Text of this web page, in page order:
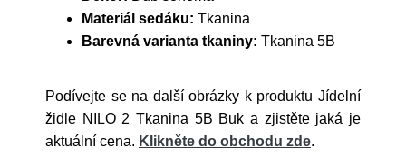
Materiál sedáku: Tkanina
Barevná varianta tkaniny: Tkanina 5B
Podívejte se na další obrázky k produktu Jídelní
židle NILO 2 Tkanina 5B Buk a zjistěte jaká je
aktuální cena. Klikněte do obchodu zde.